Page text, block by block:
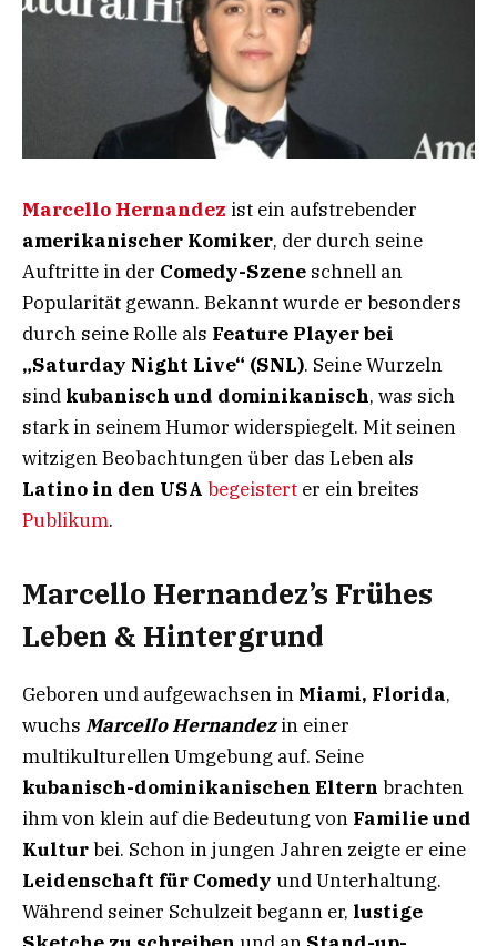
Marcello Hernandez ist ein aufstrebender
amerikanischer Komiker, der durch seine
Auftritte in der Comedy-Szene schnell an
Popularität gewann. Bekannt wurde er besonders
durch seine Rolle als Feature Player bei
„Saturday Night Live“ (SNL). Seine Wurzeln
sind kubanisch und dominikanisch, was sich
stark in seinem Humor widerspiegelt. Mit seinen
witzigen Beobachtungen über das Leben als
Latino in den USA begeistert er ein breites
Publikum.
Marcello Hernandez’s Frühes
Leben & Hintergrund
Geboren und aufgewachsen in Miami, Florida,
wuchs Marcello Hernandezin einer
multikulturellen Umgebung auf. Seine
kubanisch-dominikanischen Eltern brachten
ihm von klein auf die Bedeutung von Familie und
Kulturbei. Schon in jungen Jahren zeigte er eine
Leidenschaft für Comedy und Unterhaltung.
Während seiner Schulzeit begann er, lustige